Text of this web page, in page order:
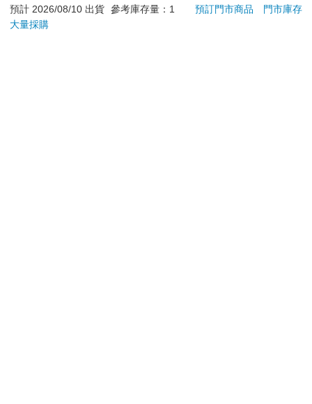
加入購物車
Mario Galaxy Movie
加入購物車
預計 2026/08/10 出貨 參考庫存量：1 預訂門市商品
門市庫存
大量採購